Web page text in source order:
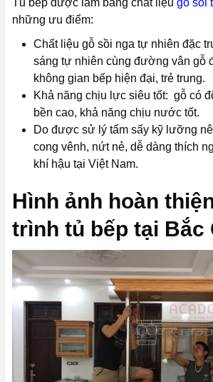
Tủ bếp được làm bằng chất liệu gỗ sồi
những ưu điểm:
Chất liệu gỗ sồi nga tự nhiên đặc
sáng tự nhiên cùng đường vân gỗ
không gian bếp hiện đại, trẻ trung.
Khả năng chịu lực siêu tốt: gỗ có
bền cao, khả năng chịu nước tốt.
Do được sử lý tẩm sấy kỹ lưỡng
cong vênh, nứt nẻ, dễ dàng thích
khí hậu tại Việt Nam.
Hình ảnh hoàn
trình tủ bếp tại Bắc